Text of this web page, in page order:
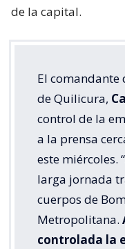
de la capital.
El comandante
de Quilicura,
control de la
a la prensa
este miércoles.
larga jornada
cuerpos de
Metropolitana.
controlada la